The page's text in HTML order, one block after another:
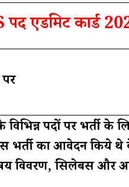
पद एडमिट कार्ड
विभिन्न पदों पर भर्ती के
भर्ती का आवेदन किये
विवरण, सिलेबस और